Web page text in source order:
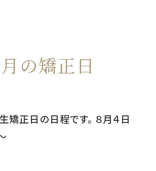
の矯正日
矯正日の日程です。 ８月４日